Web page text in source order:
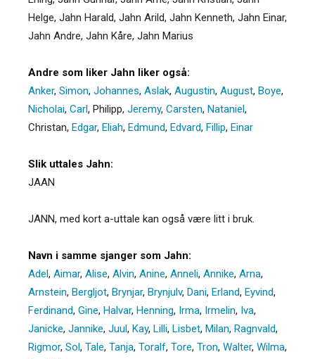
Helge, Jahn Harald, Jahn Arild, Jahn Kenneth, Jahn Einar,
Jahn Andre, Jahn Kåre, Jahn Marius
Andre som liker Jahn liker også:
Anker, Simon, Johannes, Aslak, Augustin, August, Boye,
Nicholai, Carl, Philipp, Jeremy, Carsten, Nataniel,
Christan, Edgar, Eliah, Edmund, Edvard, Fillip, Einar
Slik uttales Jahn:
JAAN
JANN, med kort a-uttale kan også være litt i bruk.
Navn i samme sjanger som Jahn:
Adel, Aimar, Alise, Alvin, Anine, Anneli, Annike, Arna,
Arnstein, Bergljot, Brynjar, Brynjulv, Dani, Erland, Eyvind,
Ferdinand, Gine, Halvar, Henning, Irma, Irmelin, Iva,
Janicke, Jannike, Juul, Kay, Lilli, Lisbet, Milan, Ragnvald,
Rigmor, Sol, Tale, Tanja, Toralf, Tore, Tron, Walter, Wilma,